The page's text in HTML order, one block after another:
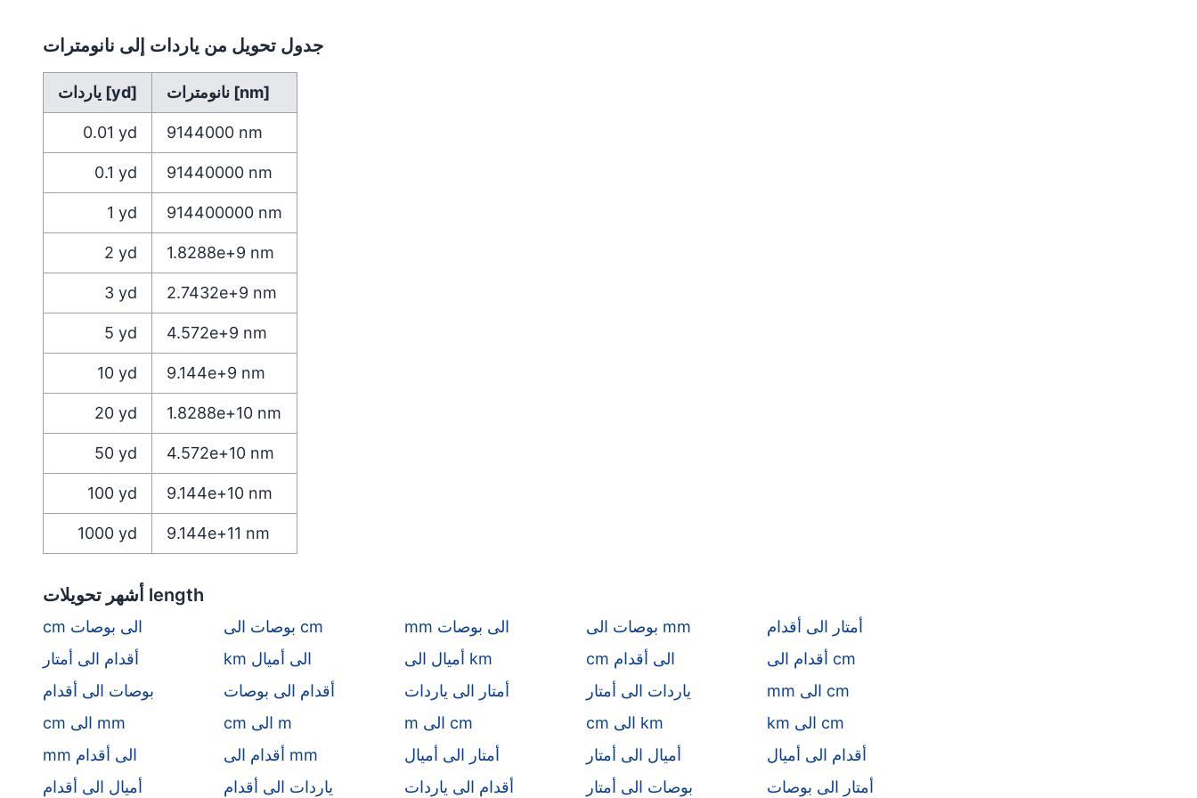
جدول تحويل من ياردات إلى نانومترات
ياردات [yd] نانومترات [nm]
0.01 yd 9144000 nm
0.1 yd 91440000 nm
1 yd 914400000 nm
2 yd 1.8288e+9 nm
3 yd 2.7432e+9 nm
5 yd 4.572e+9 nm
10 yd 9.144e+9 nm
20 yd 1.8288e+10 nm
50 yd 4.572e+10 nm
100 yd 9.144e+10 nm
1000 yd 9.144e+11 nm
أشهر تحويلات length
cm الى بوصات بوصات الى cm mm الى بوصات بوصات الى mm
أمتار الى أقدام
أقدام الى أمتار
km الى أميال أميال الى km cm الى أقدام
أقدام الى cm
بوصات الى أقدام
أقدام الى بوصات أمتار الى ياردات ياردات الى أمتار
mm الى cm
cm الى mm
cm الى m m الى cm cm الى km
km الى cm
mm الى أقدام
أقدام الى mm أمتار الى أميال أميال الى أمتار
أقدام الى أميال
أميال الى أقدام
ياردات الى أقدام أقدام الى ياردات بوصات الى أمتار أمتار الى بوصات